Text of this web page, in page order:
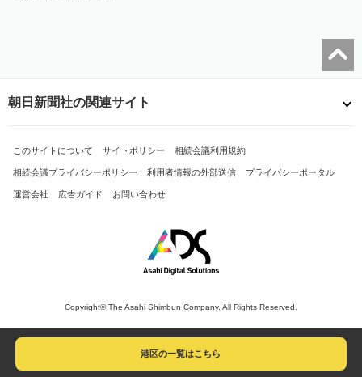
港区の一覧はこちら
朝日新聞社の関連サイト
このサイトについて サイトポリシー 相続会議利用規約
相続会議プライバシーポリシー 利用者情報の外部送信 プライバシーポータル
運営会社 広告ガイド お問い合わせ
Copyright© The Asahi Shimbun Company. All Rights Reserved.